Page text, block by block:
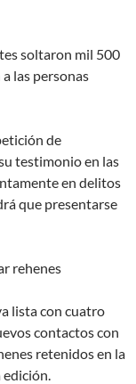
soltaron mil 500
las personas
de
testimonio en las
en delitos
que presentarse
rehenes
lista con cuatro
contactos con
retenidos en la